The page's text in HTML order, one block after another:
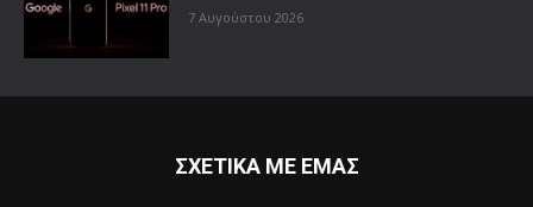
7 Αυγούστου 2026
ΣΧΕΤΙΚΑ ΜΕ ΕΜΑΣ